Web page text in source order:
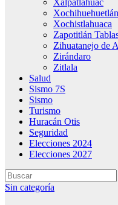
Xalpatláhuac
Xochihuehuetlán
Xochistlahuaca
Zapotitlán
Zihuatanejo de
Zirándaro
Zitlala
Salud
Sismo 7S
Sismo
Turismo
Huracán Otis
Seguridad
Elecciones 2024
Elecciones 2027
Sin categoría